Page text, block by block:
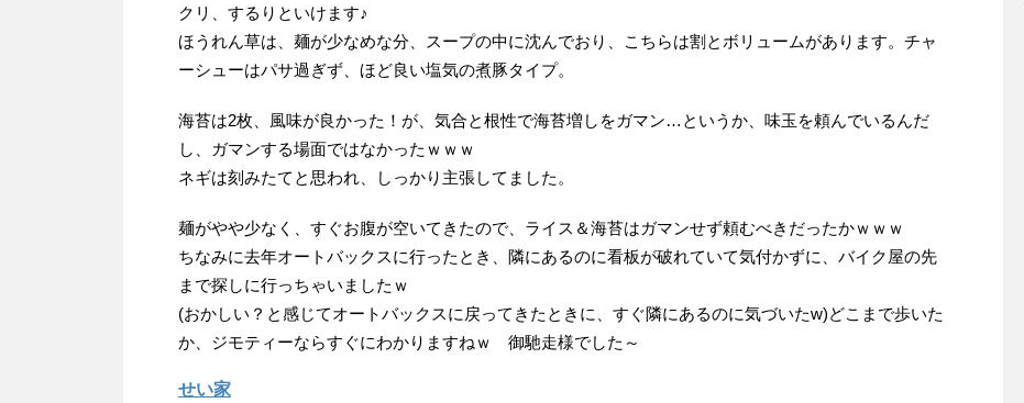
クリ、するりといけます♪
ほうれん草は、麺が少なめな分、スープの中に沈んでおり、こちらは割とボリュームがあります。チャ
ーシューはパサ過ぎず、ほど良い塩気の煮豚タイプ。
海苔は2枚、風味が良かった！が、気合と根性で海苔増しをガマン…というか、味玉を頼んでいるんだ
し、ガマンする場面ではなかったｗｗｗ
ネギは刻みたてと思われ、しっかり主張してました。
麺がやや少なく、すぐお腹が空いてきたので、ライス＆海苔はガマンせず頼むべきだったかｗｗｗ
ちなみに去年オートバックスに行ったとき、隣にあるのに看板が破れていて気付かずに、バイク屋の先
まで探しに行っちゃいましたｗ
(おかしい？と感じてオートバックスに戻ってきたときに、すぐ隣にあるのに気づいたw)どこまで歩いた
か、ジモティーならすぐにわかりますねｗ 御馳走様でした～
せい家